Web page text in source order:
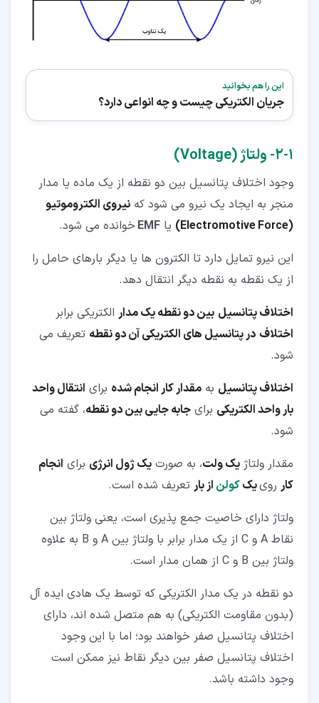
این را هم بخوانید
جریان الکتریکی چیست و چه انواعی دارد؟
۱‏-‏۲‏- ولتاژ (Voltage)
وجود اختلاف پتانسیل بین دو نقطه از یک ماده یا مدار
منجر به ایجاد یک نیرو می شود که نیروی الکتروموتیو
(Electromotive Force)
یا EMF خوانده می شود.
این نیرو تمایل دارد تا الکترون ها یا دیگر بارهای حامل را
از یک نقطه به نقطه دیگر انتقال دهد.
اختلاف پتانسیل بین دو نقطه یک مدار الکتریکی برابر
اختلاف در پتانسیل های الکتریکی آن دو نقطه تعریف می
شود.
اختلاف پتانسیل به مقدار کار انجام شده برای انتقال واحد
بار واحد الکتریکی برای جابه جایی بین دو نقطه، گفته می
شود.
مقدار ولتاژ یک ولت، به صورت یک ژول انرژی برای انجام
کار روییککولن از بار تعریف شده است.
ولتاژ دارای خاصیت جمع پذیری است، یعنی ولتاژ بین
نقاط A و C از یک مدار برابر با ولتاژ بین A و B به علاوه
ولتاژ بین B و C از همان مدار است.
دو نقطه در یک مدار الکتریکی که توسط یک هادی ایده آل
(بدون مقاومت الکتریکی) به هم متصل شده اند، دارای
اختلاف پتانسیل صفر خواهند بود؛ اما با این وجود
اختلاف پتانسیل صفر بین دیگر نقاط نیز ممکن است
وجود داشته باشد.